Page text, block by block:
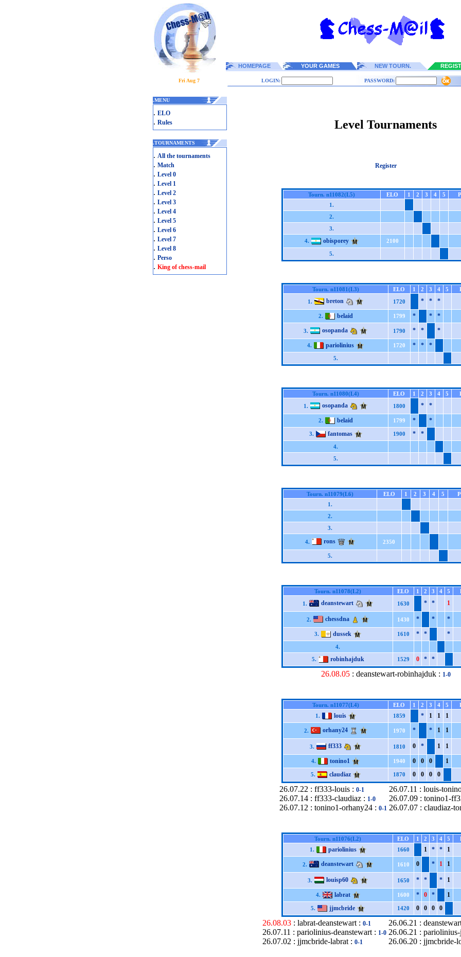
HOMEPAGE YOUR GAMES NEW TOURN.
Fri Aug 7 LOGIN: PASSWORD:
.MENU
. ELO
. Rules
.TOURNAMENTS
. All the tournaments
. Match
. Level 0
. Level 1
. Level 2
. Level 3
. Level 4
. Level 5
. Level 6
. Level 7
. Level 8
. Perso
. King of chess-mail
Level Tournaments
Register
Tourn. n11082(L5) ELO 1 2 3 4 5
1.
2.
3.
4.
obisporey 2100
5.
Tourn. n11081(L3) ELO 1 2 3 4 5
1.
breton 1720 * * *
2. belaid 1799 * * *
3. osopanda 1790 * * *
4. pariolinius 1720 * * *
5.
Tourn. n11080(L4) ELO 1 2 3 4 5
1.
osopanda 1800 * *
2. belaid 1799 * *
3. fantomas 1900 * *
4.
5.
Tourn. n11079(L6) ELO 1 2 3 4 5
1.
2.
3.
4. rons 2350
5.
Tourn. n11078(L2) ELO 1 2 3 4 5
1.
deanstewart 1630 * * 1
2. chessdna 1430 * * *
3. dussek 1610 * * *
4.
5.
robinhajduk 1529 0 * *
26.08.05: deanstewart-robinhajduk : 1-0
Tourn. n11077(L4) ELO 1 2 3 4 5
1.
louis 1859 * 1 1 1
2. orhany24 1970 * * 1 1
3. ff333 1810 0 * 1 1
4. tonino1 1940 0 0 0 1
5. claudiaz 1870 0 0 0 0
26.07.22 : ff333-louis : 0-1
26.07.14 : ff333-claudiaz : 1-0
26.07.12 : tonino1-orhany24 : 0-1
26.07.11 : louis-
26.07.09 : tonino1-
26.07.07 : claudiaz-
Tourn. n11076(L2) ELO 1 2 3 4 5
1.
pariolinius 1660 1 * * 1
2. deanstewart 1610 0 * 1 1
3. louisp60 1650 * * * 1
4. labrat 1600 * 0 * 1
5. jjmcbride 1420 0 0 0 0
26.08.03: labrat-deanstewart : 0-1
26.07.11 : pariolinius-deanstewart : 1-0
26.07.02 : jjmcbride-labrat : 0-1
26.06.21 :
26.06.21 :
26.06.20 : jjmcbride-